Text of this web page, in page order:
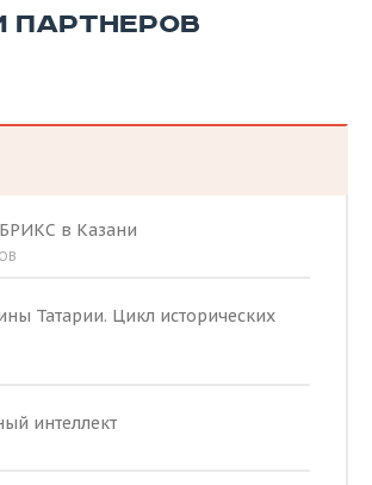
ПАРТНЕРОВ
в Казани
Татарии. Цикл исторических
интеллект